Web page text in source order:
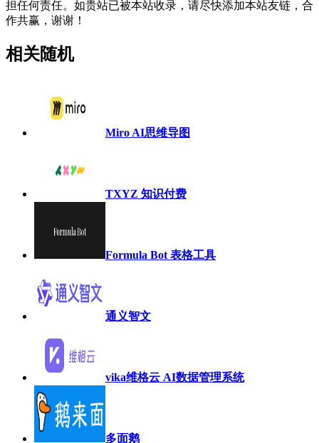
担任何责任。如贵站已被本站收录，请尽快添加本站友链，合
作共赢，谢谢！
相关随机
Miro AI思维导图
TXYZ 知识付费
Formula Bot 表格工具
通义智文
vika维格云 AI数据管理系统
多面鹅